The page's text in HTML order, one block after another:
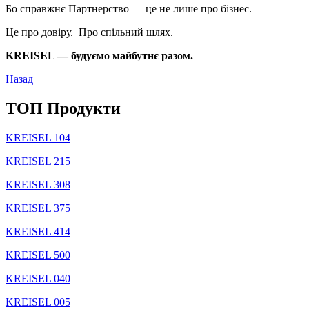
Бо справжнє Партнерство — це не лише про бізнес.
Це про довіру. Про спільний шлях.
KREISEL — будуємо майбутнє разом.
Назад
TOП Продукти
KREISEL 104
KREISEL 215
KREISEL 308
KREISEL 375
KREISEL 414
KREISEL 500
KREISEL 040
KREISEL 005